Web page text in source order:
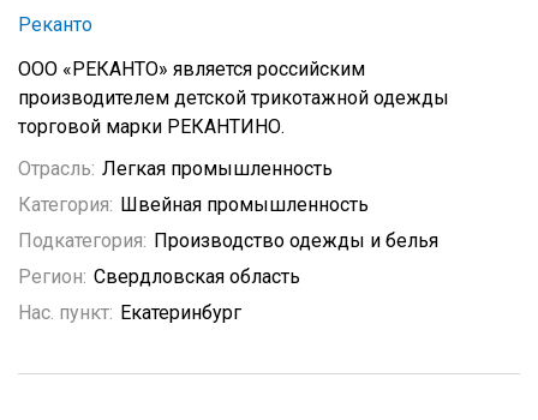
Реканто
ООО «РЕКАНТО» является российским
производителем детской трикотажной одежды
торговой марки РЕКАНТИНО.
Отрасль: Легкая промышленность
Категория: Швейная промышленность
Подкатегория: Производство одежды и белья
Регион: Свердловская область
Нас. пункт: Екатеринбург